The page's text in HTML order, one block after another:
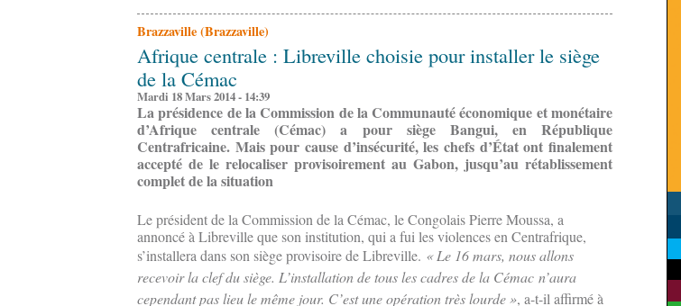
Brazzaville (Brazzaville)
Afrique centrale : Libreville choisie pour installer le siège
de la Cémac
Mardi 18 Mars 2014 - 14:39
La présidence de la Commission de la Communauté économique et monétaire
d’Afrique centrale (Cémac) a pour siège Bangui, en République
Centrafricaine. Mais pour cause d’insécurité, les chefs d’État ont finalement
accepté de le relocaliser provisoirement au Gabon, jusqu’au rétablissement
complet de la situation
Le président de la Commission de la Cémac, le Congolais Pierre Moussa, a
annoncé à Libreville que son institution, qui a fui les violences en Centrafrique,
s’installera dans son siège provisoire de Libreville. « Le 16 mars, nous allons
recevoir la clef du siège. L’installation de tous les cadres de la Cémac n’aura
cependant pas lieu le même jour. C’est une opération très lourde », a-t-il affirmé à